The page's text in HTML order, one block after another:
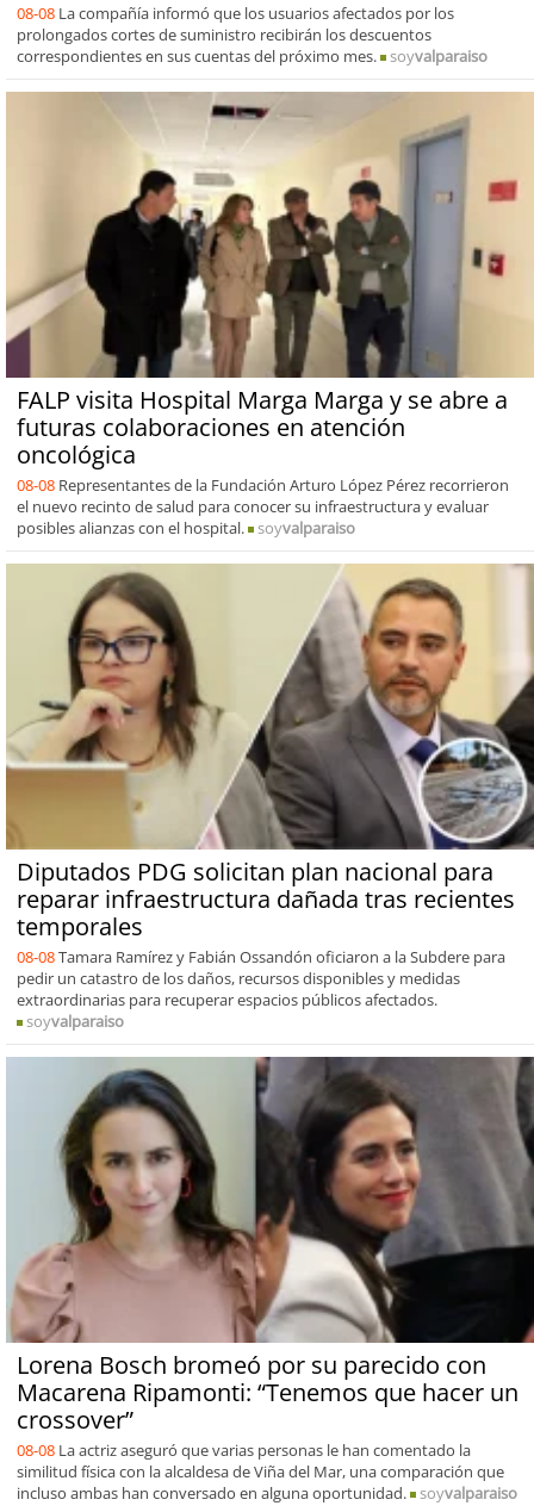
08-08 La compañía informó que los usuarios afectados por los
prolongados cortes de suministro recibirán los descuentos
correspondientes en sus cuentas del próximo mes.
soyvalparaiso
FALP visita Hospital Marga Marga y se abre a
futuras colaboraciones en atención
oncológica
08-08 Representantes de la Fundación Arturo López Pérez recorrieron
el nuevo recinto de salud para conocer su infraestructura y evaluar
posibles alianzas con el hospital.
soyvalparaiso
Diputados PDG solicitan plan nacional para
reparar infraestructura dañada tras recientes
temporales
08-08Tamara Ramírez y Fabián Ossandón oficiaron a la Subdere para
pedir un catastro de los daños, recursos disponibles y medidas
extraordinarias para recuperar espacios públicos afectados.
soyvalparaiso
Lorena Bosch bromeó por su parecido con
Macarena Ripamonti: “Tenemos que hacer un
crossover”
08-08 La actriz aseguró que varias personas le han comentado la
similitud física con la alcaldesa de Viña del Mar, una comparación que
incluso ambas han conversado en alguna oportunidad.
soyvalparaiso